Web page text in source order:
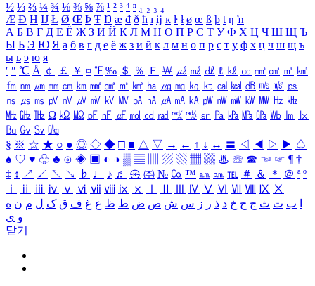
½ ⅓ ⅔ ¼ ¾ ⅛ ⅜ ⅝ ⅞ ¹ ² ³ ⁴ ⁿ ₁ ₂ ₃ ₄
Æ Ð Ħ Ĳ Ł Ø Œ Þ Ŧ Ŋ æ đ ð ħ ı ĳ ĸ ŀ ł ø œ ß þ ŧ ŋ ŉ
А Б В Г Д Е Ё Ж З И Й К Л М Н О П Р С Т У Ф Х Ц Ч Ш Щ Ъ
Ы Ь Э Ю Я а б в г д е ё ж з и й к л м н о п р с т у ф х ц ч ш щ ъ
ы ь э ю я
′ ″ ℃ Å ￠ ￡ ￥ ¤ ℉ ‰ ＄ ％ Ｆ ￦ ㎕ ㎖ ㎗ ℓ ㎘ ㏄ ㎣ ㎤ ㎥ ㎦
㎙ ㎚ ㎛ ㎜ ㎝ ㎞ ㎟ ㎠ ㎡ ㎢ ㏊ ㎍ ㎎ ㎏ ㏏ ㎈ ㎉ ㏈ ㎧ ㎨ ㎰
㎱ ㎲ ㎳ ㎴ ㎵ ㎶ ㎷ ㎸ ㎹ ㎀ ㎁ ㎂ ㎃ ㎄ ㎺ ㎻ ㎽ ㎾ ㎿ ㎐ ㎑
㎒ ㎓ ㎔ Ω ㏀ ㏁ ㎊ ㎋ ㎌ ㏖ ㏅ ㎭ ㎮ ㎯ ㏛ ㎩ ㎪ ㎫ ㎬ ㏝ ㏐
㏓
㏃ ㏉ ㏜ ㏆
§ ※ ☆ ★ ○ ● ◎ ◇ ◆ □ ■ △ ▽ → ← ↑ ↓ ↔ 〓 ◁ ◀ ▷ ▶ ♤
♠ ♡ ♥ ♧ ♣ ⊙ ◈ ▣ ◐ ◑ ▒ ▤ ▨ ▧ ▦ ▩ ♨ ☏ ☎ ☜ ☞ ¶ †
‡ ↕ ↗ ↙ ↖ ↘ ♭ ♩ ♪ ♬ ㉿ ㈜ № ㏇ ™ ㏂ ㏘ ℡ ＃ ＆ ＊ ＠ ª º
ⅰ
ⅱ ⅲ ⅳ ⅴ ⅵ ⅶ ⅷ ⅸ ⅹ Ⅳ Ⅴ Ⅵ Ⅶ Ⅷ Ⅸ Ⅹ
ب ت ث ج ح خ د ذ ر ز س ش ص ض ط ظ ع غ ف ق ک ل م ن ه
و ی
닫기